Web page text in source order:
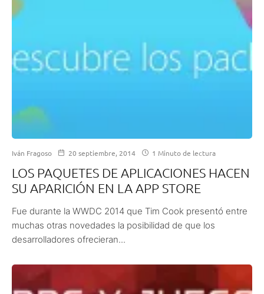
Iván Fragoso 20 septiembre, 2014 1 Minuto de lectura
LOS PAQUETES DE APLICACIONES HACEN
SU APARICIÓN EN LA APP STORE
Fue durante la WWDC 2014 que Tim Cook presentó entre
muchas otras novedades la posibilidad de que los
desarrolladores ofrecieran...